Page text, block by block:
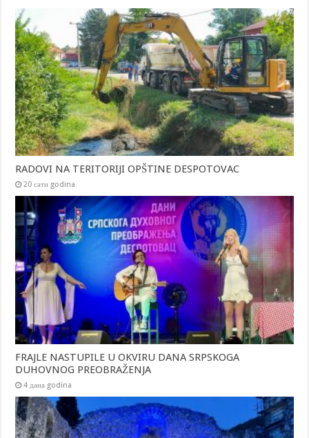
RADOVI NA TERITORIJI OPŠTINE DESPOTOVAC
20 сати godina
FRAJLE NASTUPILE U OKVIRU DANA SRPSKOGA
DUHOVNOG PREOBRAŽENJA
4 дана godina